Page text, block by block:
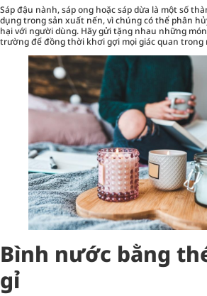
Sáp đậu nành, sáp ong hoặc sáp dừa là một số
dụng trong sản xuất nến, vì chúng có thể phân
hại với người dùng. Hãy gửi tặng nhau những
trường để đồng thời khơi gợi mọi giác quan trong
Bình nước bằng
gỉ